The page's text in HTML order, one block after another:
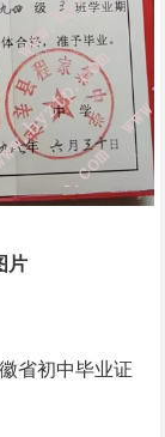
片
省初中毕业证